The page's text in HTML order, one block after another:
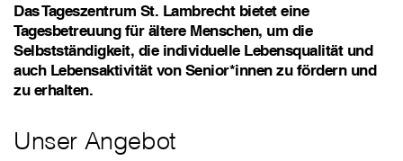
Das Tageszentrum St. Lambrecht bietet eine
Tagesbetreuung für ältere Menschen, um die
Selbstständigkeit, die individuelle Lebensqualität und
auch Lebensaktivität von Senior*innen zu fördern und
zu erhalten.
Unser Angebot